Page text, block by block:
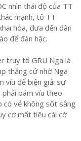
nhìn thái độ của TT
mạnh, tố TT
hỏa, đưa đến đàn
để đàn hặc.
truy tố GRU Nga là
thắng cử nhờ Nga
víu để biện giải sự
bám víu theo
có vẻ không sốt sắng
cơ mất tiêu cái cớ